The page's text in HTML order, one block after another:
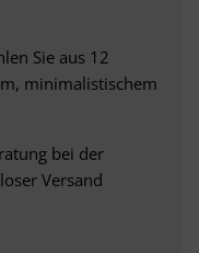
Sie aus 12
minimalistischem
bei der
Versand